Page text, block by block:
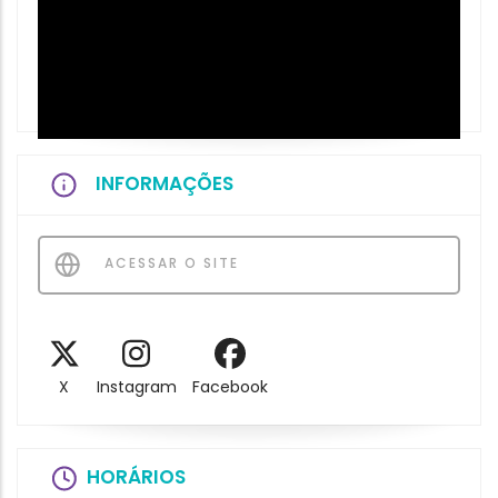
INFORMAÇÕES
ACESSAR O SITE
X Instagram Facebook
HORÁRIOS